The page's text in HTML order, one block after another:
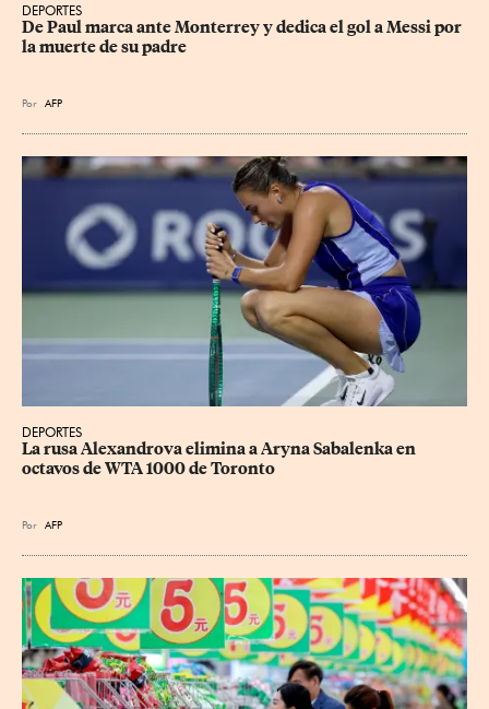
DEPORTES
De Paul marca ante Monterrey y dedica el gol a Messi por
la muerte de su padre
Por AFP
DEPORTES
La rusa Alexandrova elimina a Aryna Sabalenka en
octavos de WTA 1000 de Toronto
Por AFP